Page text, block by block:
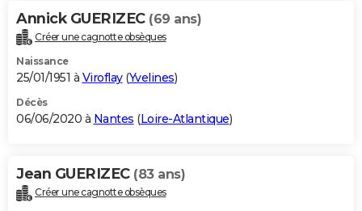
Annick GUERIZEC (69 ans)
Créer une cagnotte obsèques
Naissance
25/01/1951 à Viroflay(Yvelines)
Décès
06/06/2020 à Nantes (Loire-Atlantique)
Jean GUERIZEC (83 ans)
Créer une cagnotte obsèques